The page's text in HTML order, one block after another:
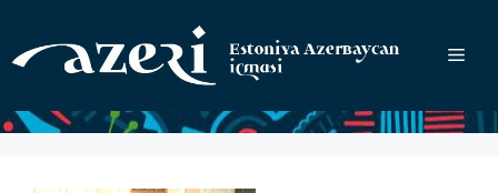
содержимому